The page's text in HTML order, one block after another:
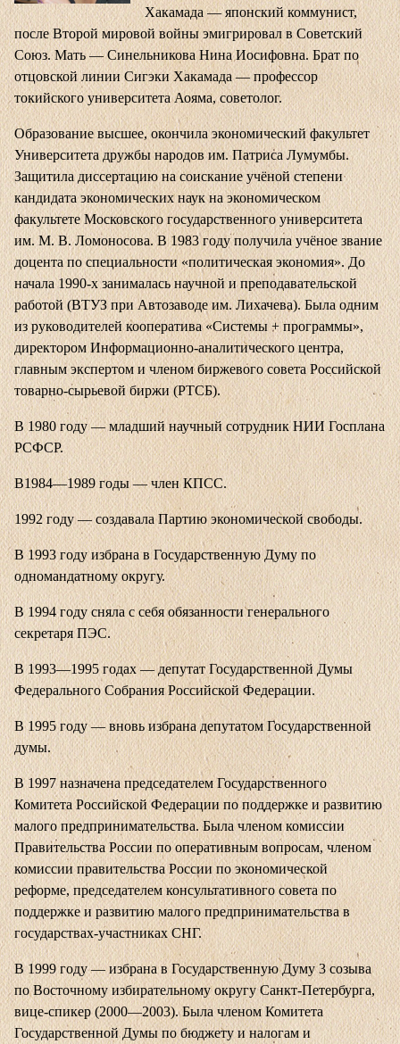
Хакамада — японский коммунист,
после Второй мировой войны эмигрировал в Советский
Союз. Мать — Синельникова Нина Иосифовна. Брат по
отцовской линии Сигэки Хакамада — профессор
токийского университета Аояма, советолог.
Образование высшее, окончила экономический факультет
Университета дружбы народов им. Патриса Лумумбы.
Защитила диссертацию на соискание учёной степени
кандидата экономических наук на экономическом
факультете Московского государственного университета
им. М. В. Ломоносова. В 1983 году получила учёное звание
доцента по специальности «политическая экономия». До
начала 1990-х занималась научной и преподавательской
работой (ВТУЗ при Автозаводе им. Лихачева). Была одним
из руководителей кооператива «Системы + программы»,
директором Информационно-аналитического центра,
главным экспертом и членом биржевого совета Российской
товарно-сырьевой биржи (РТСБ).
В 1980 году — младший научный сотрудник НИИ Госплана
РСФСР.
В1984—1989 годы — член КПСС.
1992 году — создавала Партию экономической свободы.
В 1993 году избрана в Государственную Думу по
одномандатному округу.
В 1994 году сняла с себя обязанности генерального
секретаря ПЭС.
В 1993—1995 годах — депутат Государственной Думы
Федерального Собрания Российской Федерации.
В 1995 году — вновь избрана депутатом Государственной
думы.
В 1997 назначена председателем Государственного
Комитета Российской Федерации по поддержке и развитию
малого предпринимательства. Была членом комиссии
Правительства России по оперативным вопросам, членом
комиссии правительства России по экономической
реформе, председателем консультативного совета по
поддержке и развитию малого предпринимательства в
государствах-участниках СНГ.
В 1999 году — избрана в Государственную Думу 3 созыва
по Восточному избирательному округу Санкт-Петербурга,
вице-спикер (2000—2003). Была членом Комитета
Государственной Думы по бюджету и налогам и